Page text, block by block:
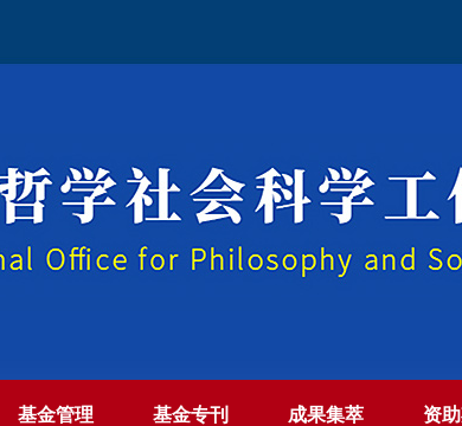
基金管理 基金专刊 成果集萃 资